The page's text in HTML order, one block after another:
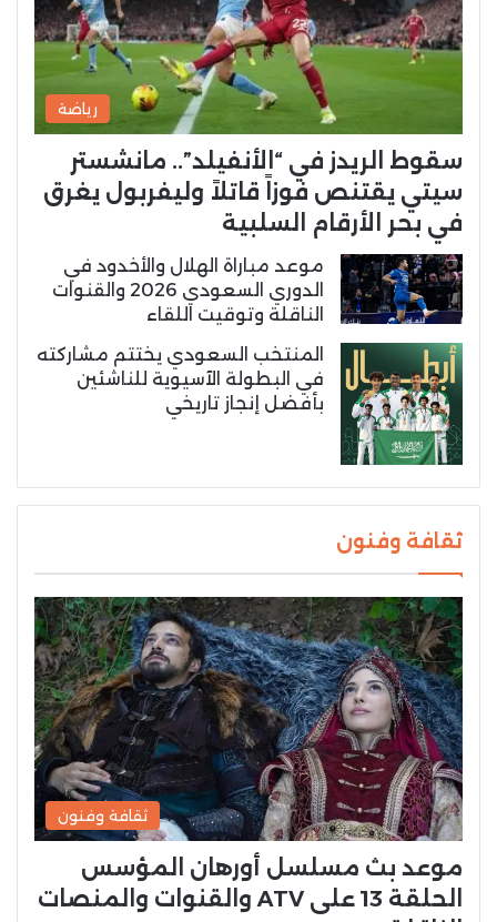
رياضة
سقوط الريدز في “الأنفيلد”.. مانشستر
سيتي يقتنص فوزاً قاتلاً وليفربول يغرق
في بحر الأرقام السلبية
موعد مباراة الهلال والأخدود في
الدوري السعودي 2026 والقنوات
الناقلة وتوقيت اللقاء
المنتخب السعودي يختتم مشاركته
في البطولة الآسيوية للناشئين
بأفضل إنجاز تاريخي
ثقافة وفنون
ثقافة وفنون
موعد بث مسلسل أورهان المؤسس
الحلقة 13 على ATV والقنوات والمنصات